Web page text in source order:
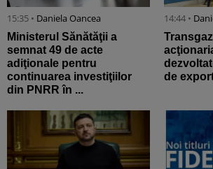
15:35 • Daniela Oancea
Ministerul Sănătăţii a
semnat 49 de acte
adiţionale pentru
continuarea investiţiilor
din PNRR în ...
14:44 •
de